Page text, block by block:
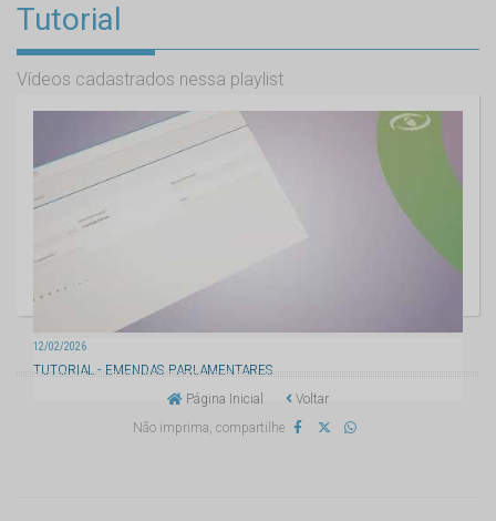
Tutorial
Vídeos cadastrados nessa playlist
12/02/2026
TUTORIAL - EMENDAS PARLAMENTARES
Página Inicial
Voltar
Não imprima, compartilhe